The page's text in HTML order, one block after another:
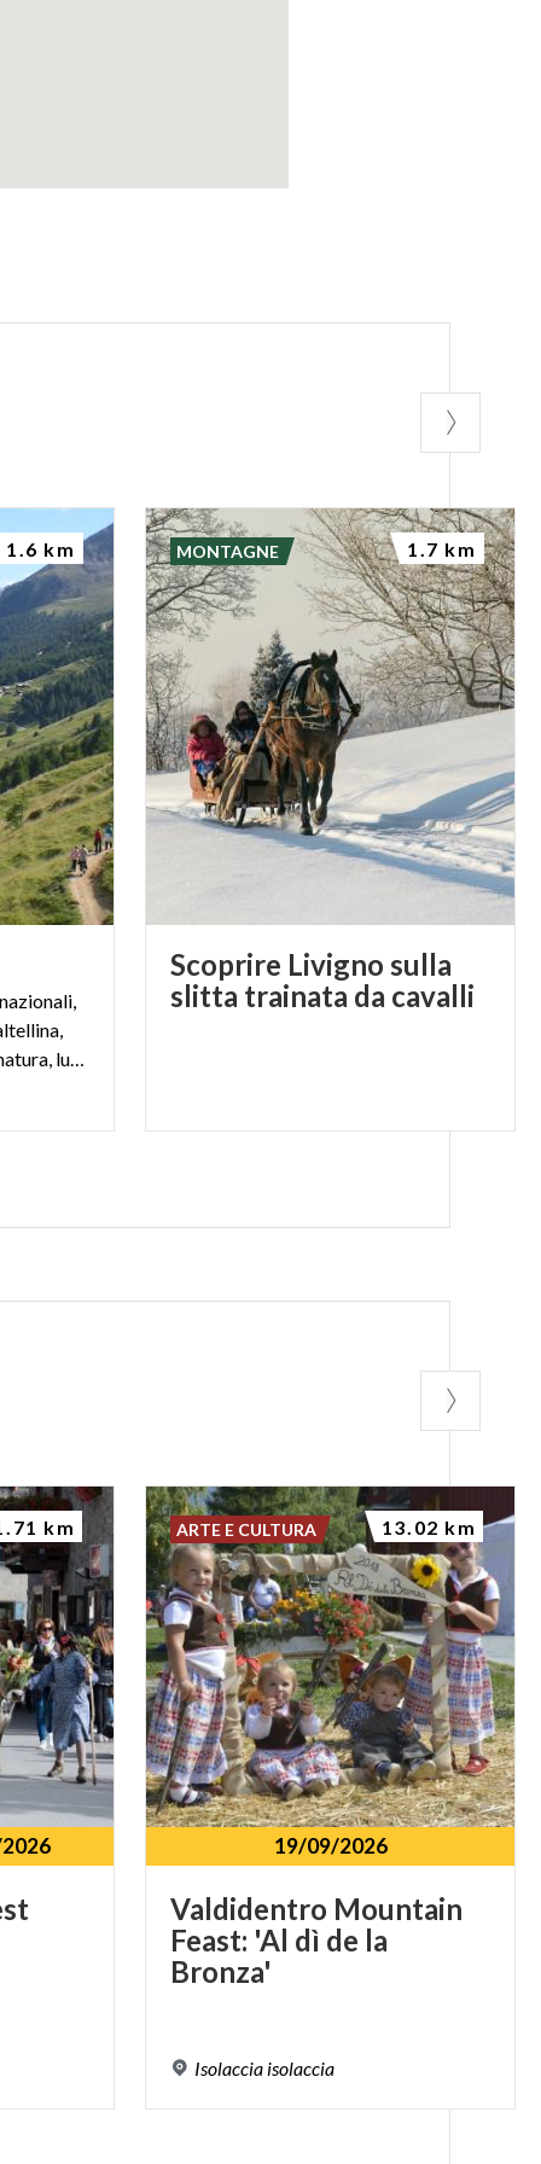
Livigno coniuga shopping e natura, lusso e tradizione
1.6 km
Scoprire Livigno sulla
slitta trainata da cavalli
MONTAGNE 1.7 km
km
19/09/2026
Valdidentro Mountain
Feast: 'Al dì de la
Bronza'
Isolaccia isolaccia
ARTE E CULTURA 13.02 km